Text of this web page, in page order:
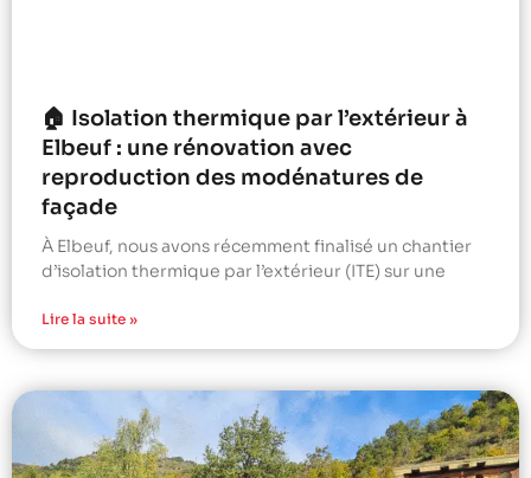
🏠 Isolation thermique par l’extérieur à
Elbeuf : une rénovation avec
reproduction des modénatures de
façade
À Elbeuf, nous avons récemment finalisé un chantier
d’isolation thermique par l’extérieur (ITE) sur une
Lire la suite »